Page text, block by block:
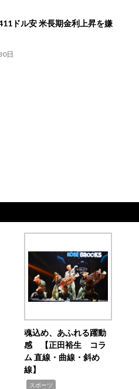
ドル安 米長期金利上昇を嫌
日
魂込め、あふれる躍動
感 【正田裕生 コラ
ム 直線・曲線・斜め
線】
スポーツ